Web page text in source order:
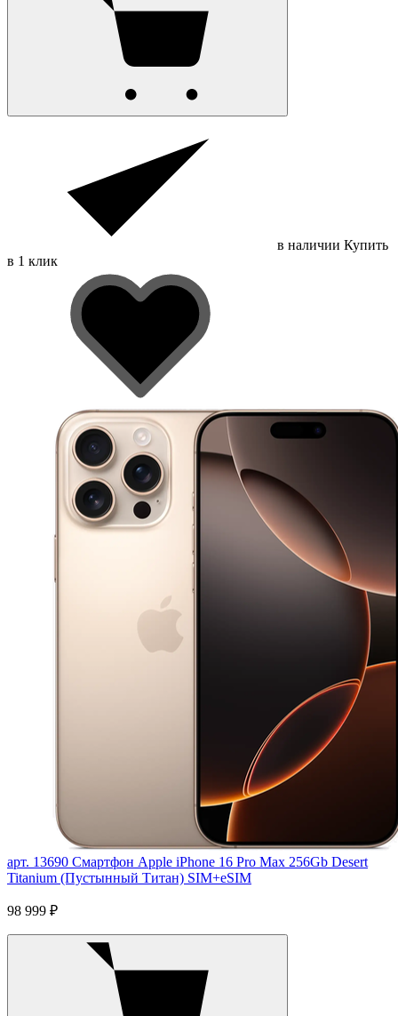
в наличии Купить
в 1 клик
арт. 13690 Смартфон Apple iPhone 16 Pro Max 256Gb Desert
Titanium (Пустынный Титан) SIM+eSIM
98 999 ₽